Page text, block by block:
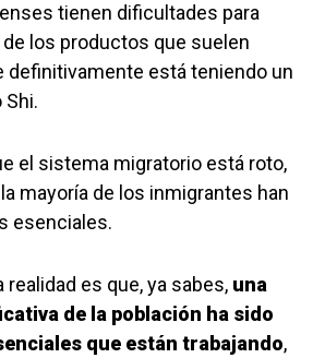
tienen dificultades para
los productos que suelen
definitivamente está teniendo un
Shi.
el sistema migratorio está roto,
mayoría de los inmigrantes han
esenciales.
realidad es que, ya sabes, una
de la población ha sido
que están trabajando,